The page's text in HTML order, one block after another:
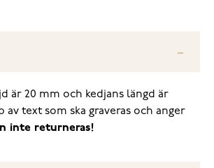
är 20 mm och kedjans längd är
text som ska graveras och anger
inte returneras!